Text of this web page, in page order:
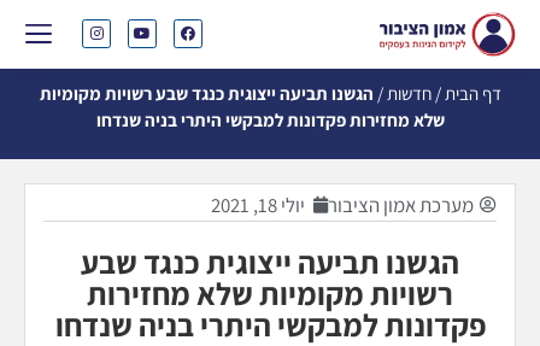
דף הבית /חדשות / הגשנו תביעה ייצוגית כנגד שבע רשויות מקומיות
שלא מחזירות פקדונות למבקשי היתרי בניה שנדחו
מערכת אמון הציבור יולי 18, 2021
הגשנו תביעה ייצוגית כנגד שבע
רשויות מקומיות שלא מחזירות
פקדונות למבקשי היתרי בניה שנדחו